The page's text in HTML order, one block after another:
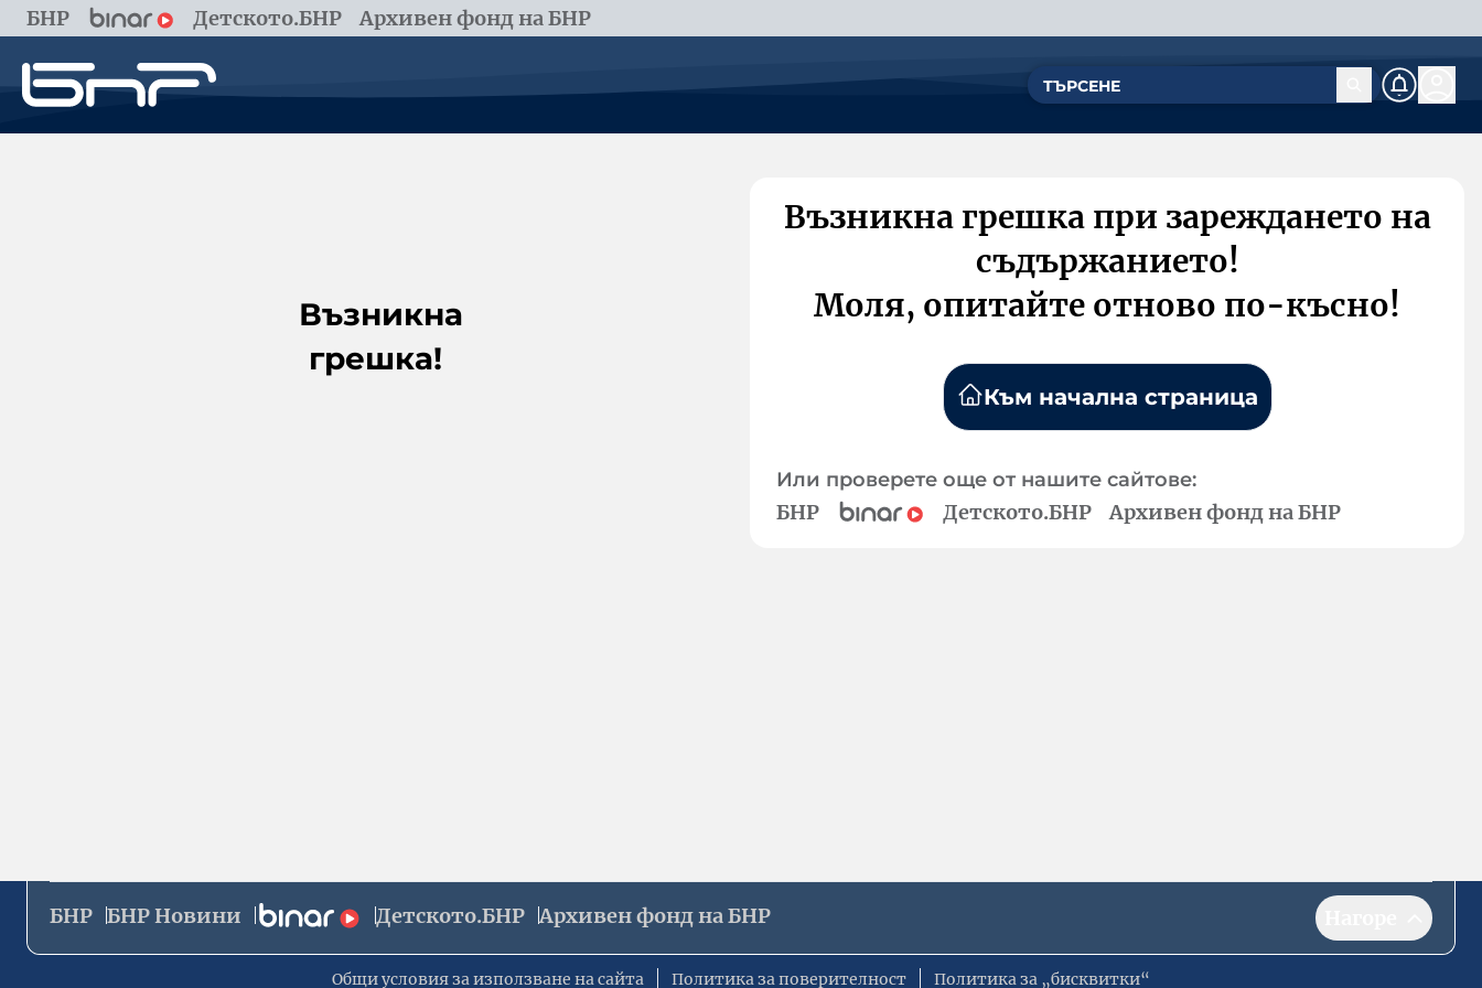
БНР Детското.БНР Архивен фонд на БНР
Възникна
грешка!
Възникна грешка при зареждането на
съдържанието!
Моля, опитайте отново по-късно!
Към начална страница
Или проверете още от нашите сайтове:
БНР Детското.БНР Архивен фонд на БНР
БНР БНР Новини Детското.БНР Архивен фонд на БНР
Общи условия за използване на сайта Политика за поверителност Политика за „бисквитки“